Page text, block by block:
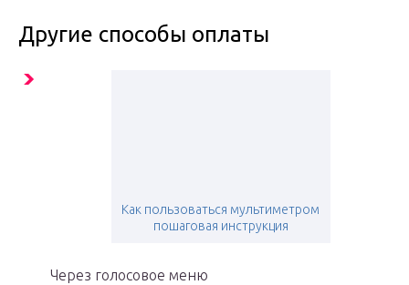
Другие способы оплаты
Как пользоваться мультиметром
пошаговая инструкция
Через голосовое меню